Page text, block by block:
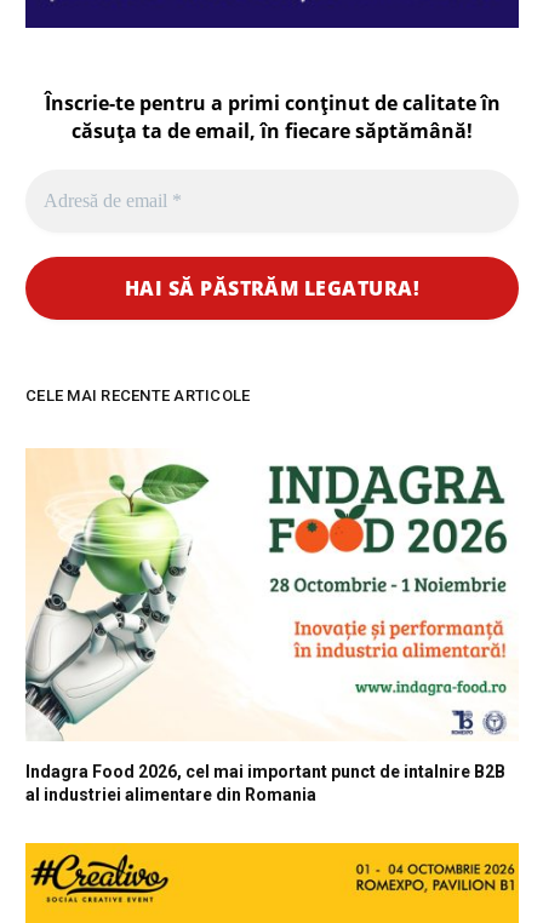
Înscrie-te pentru a primi conținut de calitate în
căsuța ta de email, în fiecaresăptămână!
CELE MAI RECENTE ARTICOLE
Indagra Food 2026, cel mai important punct de intalnire B2B
al industriei alimentare din Romania